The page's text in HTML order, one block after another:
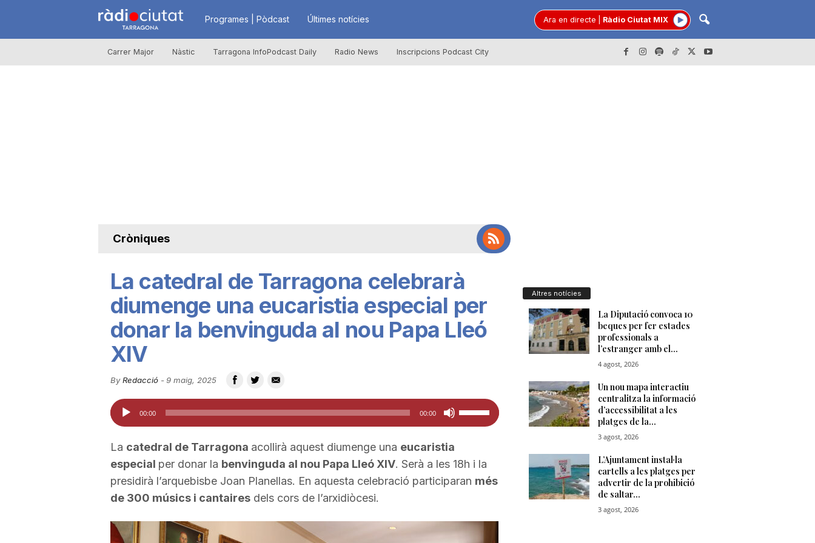
R
à
u
t
d
e
T
Programes | Pòdcast Últimes notícies Ara en directe Ràdio Ciutat MIX
Carrer Major Nàstic Tarragona InfoPodcast Daily Radio News Inscripcions Podcast City
Cròniques
La catedral de Tarragona celebrarà
diumenge una eucaristia especial per
donar la benvinguda al nou Papa Lleó
XIV
By Redacció- 9 maig, 2025
Reproductor
d'àudio
00:00 00:00
Feu
servir
tecles
de
amunt/cap
La catedral de Tarragona acollirà aquest diumenge una eucaristia
especial per donar la benvinguda al nou Papa Lleó XIV. Serà a les 18h i la
presidirà l’arquebisbe Joan Planellas. En aquesta celebració participaran més
de 300 músics i cantairesdels cors de l’arxidiòcesi.
Altres notícies